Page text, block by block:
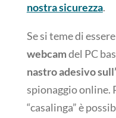
nostra sicurezza.
Se si teme di essere
webcamdel PC
nastro adesivo
spionaggio online.
“casalinga” è